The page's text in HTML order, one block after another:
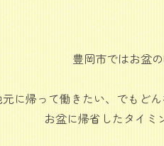
豊岡市ではお盆
に帰って働きたい、でもど
お盆に帰省したタイミ